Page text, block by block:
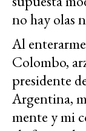
no hay olas
Al
Colombo,
presidente
Argentina,
mente y mi